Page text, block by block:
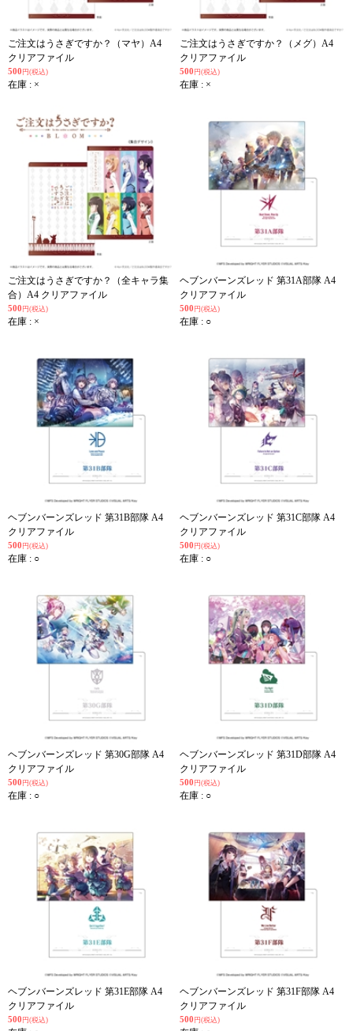
ご注文はうさぎですか？（マヤ）A4
クリアファイル
500 円(税込)
在庫 : ×
ご注文はうさぎですか？（メグ）A4
クリアファイル
500 円(税込)
在庫 : ×
ご注文はうさぎですか？（全キャラ集
合）A4 クリアファイル
500 円(税込)
在庫 : ×
ヘブンバーンズレッド 第31A部隊 A4
クリアファイル
500 円(税込)
在庫 : ○
ヘブンバーンズレッド 第31B部隊 A4
クリアファイル
500 円(税込)
在庫 : ○
ヘブンバーンズレッド 第31C部隊 A4
クリアファイル
500 円(税込)
在庫 : ○
ヘブンバーンズレッド 第30G部隊 A4
クリアファイル
500 円(税込)
在庫 : ○
ヘブンバーンズレッド 第31D部隊 A4
クリアファイル
500 円(税込)
在庫 : ○
ヘブンバーンズレッド 第31E部隊 A4
クリアファイル
500 円(税込)
ヘブンバーンズレッド 第31F部隊 A4
クリアファイル
500 円(税込)